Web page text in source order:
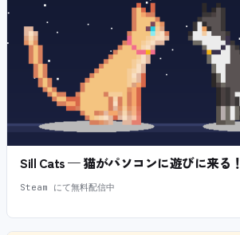
Sill Cats — 猫がパソコンに遊びに来る！
Steam にて無料配信中